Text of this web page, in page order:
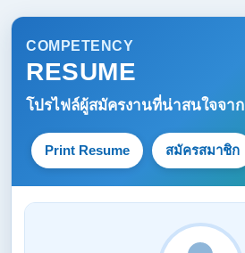
COMPETENCY
RESUME
โปรไฟล์ผู้สมัครงานที่น่าสนใจจาก
Print Resume สมัครสมาชิก